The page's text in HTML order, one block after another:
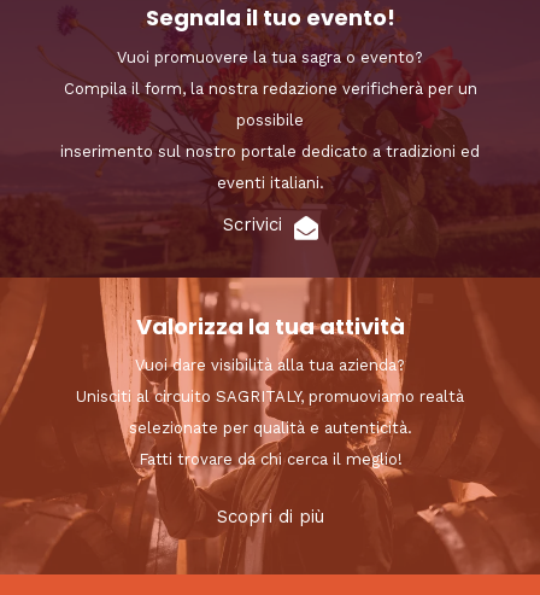
Segnala il tuo evento!
Vuoi promuovere la tua sagra o evento?
Compila il form, la nostra redazione verificherà per un
possibile
inserimento sul nostro portale dedicato a tradizioni ed
eventi italiani.
Scrivici
Valorizza la tua attività
Vuoi dare visibilità alla tua azienda?
Unisciti al circuito SAGRITALY, promuoviamo realtà
selezionate per qualità e autenticità.
Fatti trovare da chi cerca il meglio!
Scopri di più